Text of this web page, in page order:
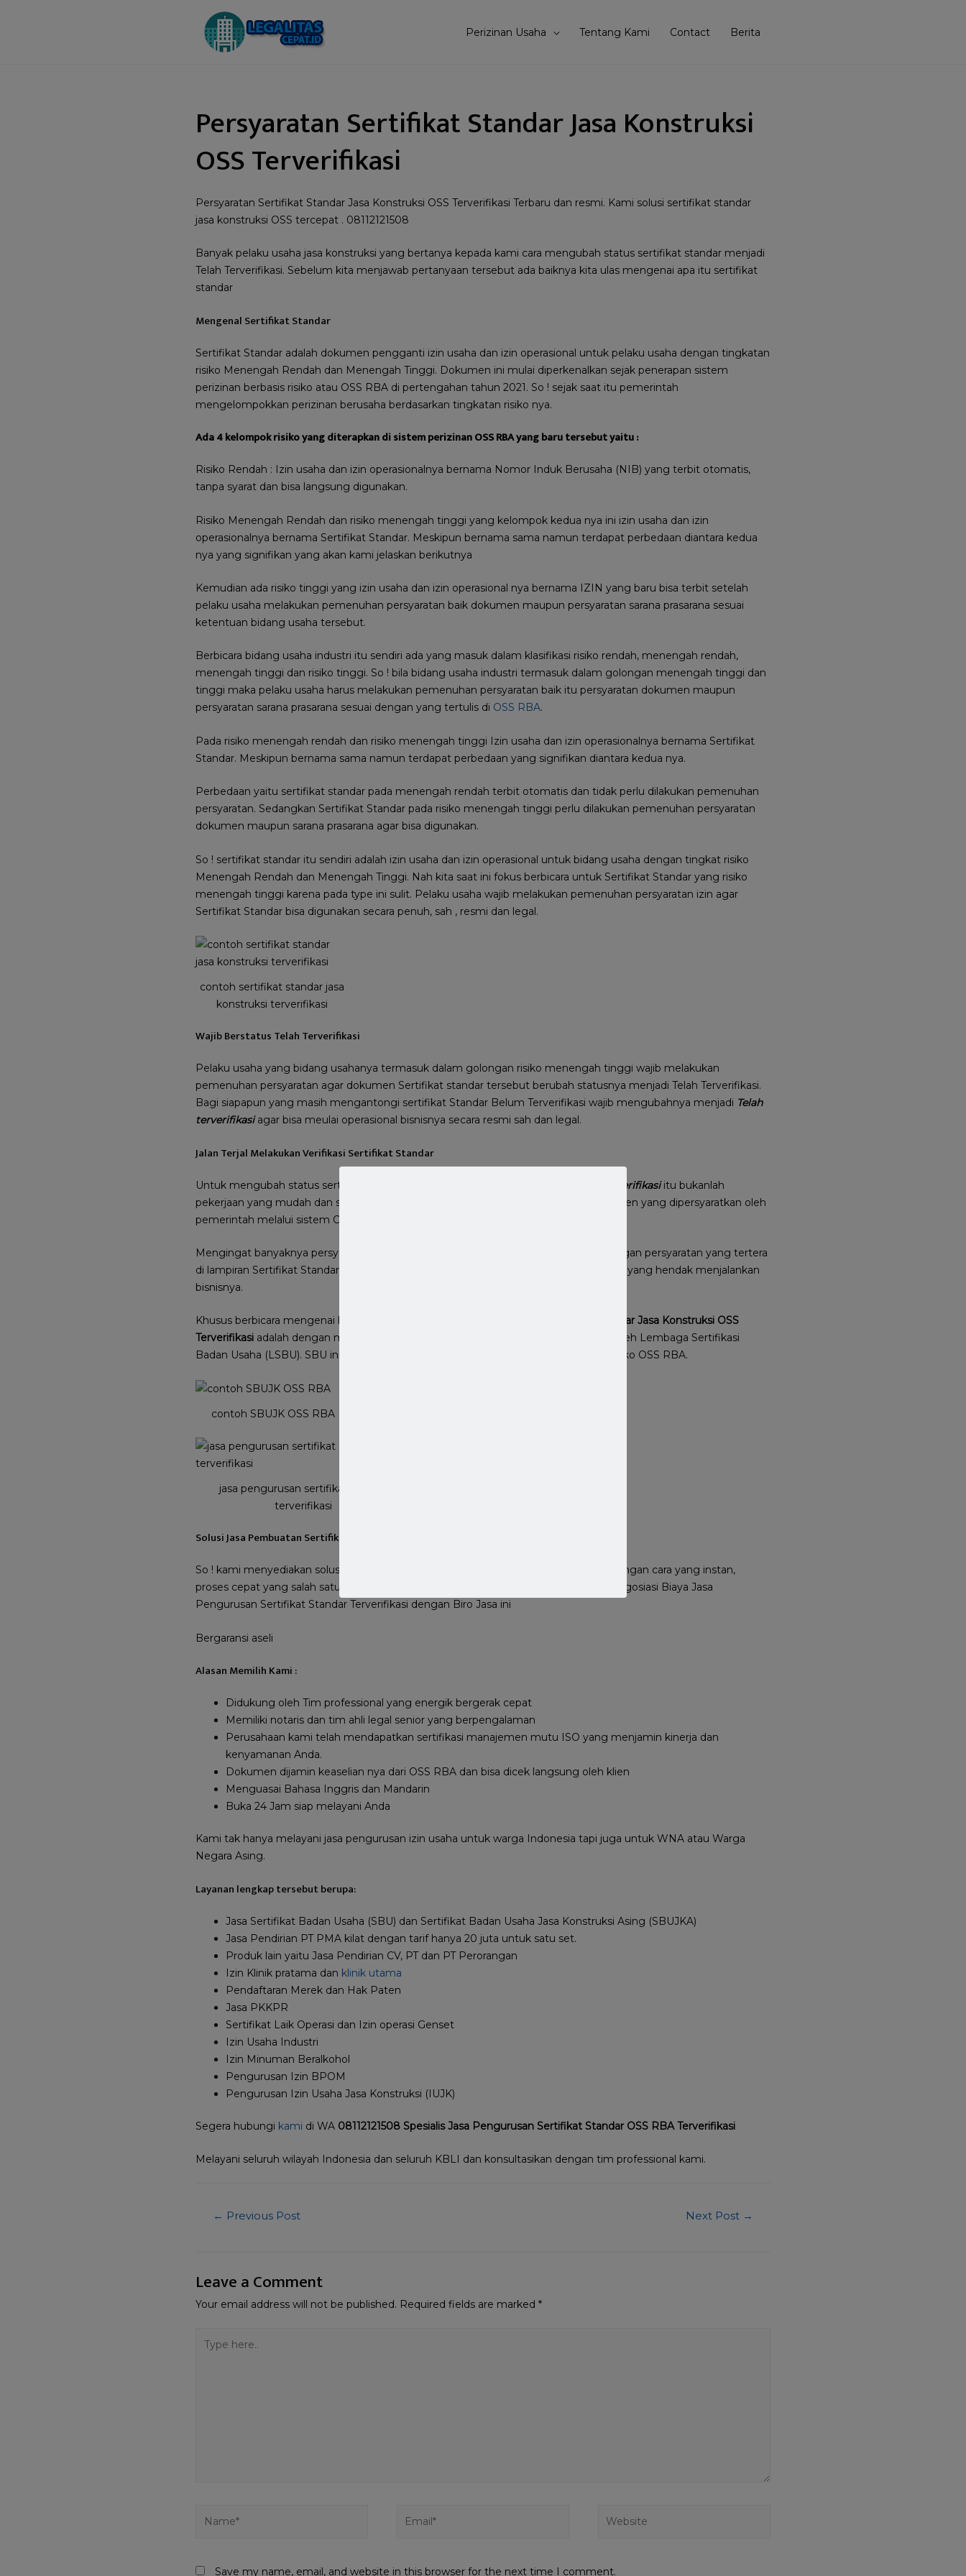
Perizinan Usaha Tentang Kami Contact Berita
Persyaratan Sertifikat Standar Jasa Konstruksi
OSS Terverifikasi
Persyaratan Sertifikat Standar Jasa Konstruksi OSS Terverifikasi Terbaru dan resmi. Kami solusi sertifikat standar
jasa konstruksi OSS tercepat . 08112121508
Banyak pelaku usaha jasa konstruksi yang bertanya kepada kami cara mengubah status sertifikat standar menjadi
Telah Terverifikasi. Sebelum kita menjawab pertanyaan tersebut ada baiknya kita ulas mengenai apa itu sertifikat
standar
Mengenal Sertifikat Standar
Sertifikat Standar adalah dokumen pengganti izin usaha dan izin operasional untuk pelaku usaha dengan tingkatan
risiko Menengah Rendah dan Menengah Tinggi. Dokumen ini mulai diperkenalkan sejak penerapan sistem
perizinan berbasis risiko atau OSS RBA di pertengahan tahun 2021. So ! sejak saat itu pemerintah
mengelompokkan perizinan berusaha berdasarkan tingkatan risiko nya.
Ada 4 kelompok risiko yang diterapkan di sistem perizinan OSS RBA yang baru tersebut yaitu :
Risiko Rendah : Izin usaha dan izin operasionalnya bernama Nomor Induk Berusaha (NIB) yang terbit otomatis,
tanpa syarat dan bisa langsung digunakan.
Risiko Menengah Rendah dan risiko menengah tinggi yang kelompok kedua nya ini izin usaha dan izin
operasionalnya bernama Sertifikat Standar. Meskipun bernama sama namun terdapat perbedaan diantara kedua
nya yang signifikan yang akan kami jelaskan berikutnya
Kemudian ada risiko tinggi yang izin usaha dan izin operasional nya bernama IZIN yang baru bisa terbit setelah
pelaku usaha melakukan pemenuhan persyaratan baik dokumen maupun persyaratan sarana prasarana sesuai
ketentuan bidang usaha tersebut.
Berbicara bidang usaha industri itu sendiri ada yang masuk dalam klasifikasi risiko rendah, menengah rendah,
menengah tinggi dan risiko tinggi. So ! bila bidang usaha industri termasuk dalam golongan menengah tinggi dan
tinggi maka pelaku usaha harus melakukan pemenuhan persyaratan baik itu persyaratan dokumen maupun
persyaratan sarana prasarana sesuai dengan yang tertulis di OSS RBA.
Pada risiko menengah rendah dan risiko menengah tinggi Izin usaha dan izin operasionalnya bernama Sertifikat
Standar. Meskipun bernama sama namun terdapat perbedaan yang signifikan diantara kedua nya.
Perbedaan yaitu sertifikat standar pada menengah rendah terbit otomatis dan tidak perlu dilakukan pemenuhan
persyaratan. Sedangkan Sertifikat Standar pada risiko menengah tinggi perlu dilakukan pemenuhan persyaratan
dokumen maupun sarana prasarana agar bisa digunakan.
So ! sertifikat standar itu sendiri adalah izin usaha dan izin operasional untuk bidang usaha dengan tingkat risiko
Menengah Rendah dan Menengah Tinggi. Nah kita saat ini fokus berbicara untuk Sertifikat Standar yang risiko
menengah tinggi karena pada type ini sulit. Pelaku usaha wajib melakukan pemenuhan persyaratan izin agar
Sertifikat Standar bisa digunakan secara penuh, sah , resmi dan legal.
contoh sertifikat standar jasa
konstruksi terverifikasi
Wajib Berstatus Telah Terverifikasi
Pelaku usaha yang bidang usahanya termasuk dalam golongan risiko menengah tinggi wajib melakukan
pemenuhan persyaratan agar dokumen Sertifikat standar tersebut berubah statusnya menjadi Telah Terverifikasi.
Bagi siapapun yang masih mengantongi sertifikat Standar Belum Terverifikasi wajib mengubahnya menjadi Telah
terverifikasiagar bisa meulai operasional bisnisnya secara resmi sah dan legal.
Jalan Terjal Melakukan Verifikasi Sertifikat Standar
Untuk mengubah status sertifikat standar dari Telah Terverifikasiitu bukanlah
pekerjaan yang mudah dan sederhana. Pelaku usaha wajib memenuhi seluruh dokumen yang dipersyaratkan oleh
pemerintah melalui sistem OSS RBA.
Mengingat banyaknya persyaratan yang harus dipenuhi oleh pelaku usaha sesuai dengan persyaratan yang tertera
di lampiran Sertifikat Standar. Kesulitan ini tentu saja memusingkan para pelaku usaha yang hendak menjalankan
bisnisnya.
Khusus berbicara mengenai bidang usaha jasa konstruksi,
Persyaratan Sertifikat Standar Jasa Konstruksi OSS
Terverifikasi adalah dengan memiliki Sertifikat Badan Usaha (SBU) yang dikeluarkan oleh Lembaga Sertifikasi
Badan Usaha (LSBU). SBU ini sudah terintergrasi dengan sistem perizinan berbasis risiko OSS RBA.
contoh SBUJK OSS RBA
jasa pengurusan sertifikat standar
terverifikasi
Solusi Jasa Pembuatan Sertifikat Standar OSS RBA Terdekat
So ! kami menyediakan solusi untuk jasa memverifikasi Sertifikat Standar dan IZIN dengan cara yang instan,
proses cepat yang salah satunya Sertifikat Standar Catering. Anda bisa melakukan negosiasi Biaya Jasa
Pengurusan Sertifikat Standar Terverifikasi dengan Biro Jasa ini
Bergaransi aseli
Alasan Memilih Kami :
Didukung oleh Tim professional yang energik bergerak cepat
Memiliki notaris dan tim ahli legal senior yang berpengalaman
Perusahaan kami telah mendapatkan sertifikasi manajemen mutu ISO yang menjamin kinerja dan
kenyamanan Anda.
Dokumen dijamin keaselian nya dari OSS RBA dan bisa dicek langsung oleh klien
Menguasai Bahasa Inggris dan Mandarin
Buka 24 Jam siap melayani Anda
Kami tak hanya melayani jasa pengurusan izin usaha untuk warga Indonesia tapi juga untuk WNA atau Warga
Negara Asing.
Layanan lengkap tersebut berupa:
Jasa Sertifikat Badan Usaha (SBU) dan Sertifikat Badan Usaha Jasa Konstruksi Asing (SBUJKA)
Jasa Pendirian PT PMA kilat dengan tarif hanya 20 juta untuk satu set.
Produk lain yaitu Jasa Pendirian CV, PT dan PT Perorangan
Izin Klinik pratama dan klinik utama
Pendaftaran Merek dan Hak Paten
Jasa PKKPR
Sertifikat Laik Operasi dan Izin operasi Genset
Izin Usaha Industri
Izin Minuman Beralkohol
Pengurusan Izin BPOM
Pengurusan Izin Usaha Jasa Konstruksi (IUJK)
Segera hubungi kami di WA 08112121508 Spesialis Jasa Pengurusan Sertifikat Standar OSS RBA Terverifikasi
Melayani seluruh wilayah Indonesia dan seluruh KBLI dan konsultasikan dengan tim professional kami.
← Previous Post Next Post →
Leave a Comment
Your email address will not be published. Required fields are marked *
Save my name, email, and website in this browser for the next time I comment.